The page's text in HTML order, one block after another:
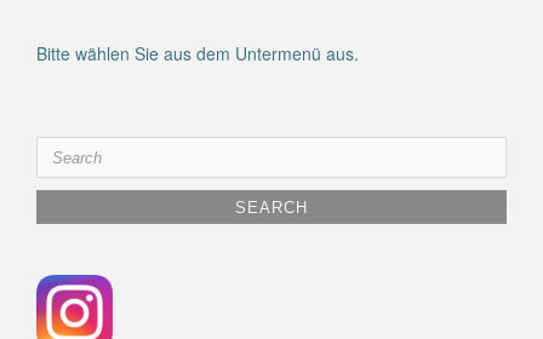
Bitte wählen Sie aus dem Untermenü aus.
Search
for: